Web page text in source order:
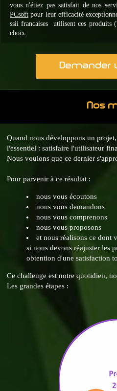
vous n'étiez pas satisfait de nos
PCsoft pour leur efficacité
ssii francaises utilisent ces produits
choix.
Demander
Nos
Quand nous développons un
l'essentiel : satisfaire l'utilisateur
Nous voulons que ce dernier
Pour parvenir à ce résultat :
nous vous écoutons
nous vous demandons
nous vous comprenons
nous vous proposons
et nous réalisons ce dont
si nous devons réajuster les
obtention d'une satisfaction
Ce challenge est notre quotidien,
Les grandes étapes :